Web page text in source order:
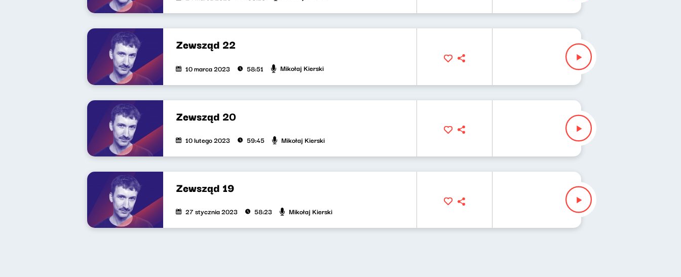
Zewsząd 22
10 marca 2023 58:51 Mikołaj Kierski
Zewsząd 20
10 lutego 2023 59:45 Mikołaj Kierski
Zewsząd 19
27 stycznia 2023 58:23 Mikołaj Kierski